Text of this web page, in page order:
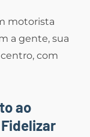
motorista
a gente, sua
com
ao